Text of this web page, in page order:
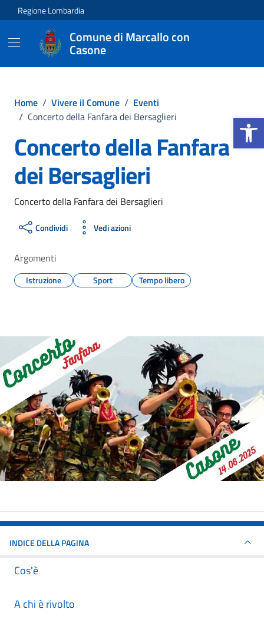
Apri la
Vai ai contenuti
Vai al footer
Regione Lombardia
Comune di Marcallo con
Casone
Home / Vivere il Comune / Eventi
/ Concerto della Fanfara dei Bersaglieri
Concerto della Fanfara
dei Bersaglieri
Concerto della Fanfara dei Bersaglieri
Condividi Vedi azioni
Argomenti
Istruzione Sport Tempo libero
INDICE DELLA PAGINA
Cos'è
A chi è rivolto